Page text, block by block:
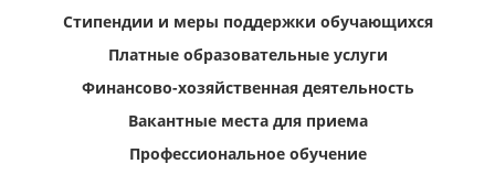
Стипендии и меры поддержки обучающихся
Платные образовательные услуги
Финансово-хозяйственная деятельность
Вакантные места для приема
Профессиональное обучение